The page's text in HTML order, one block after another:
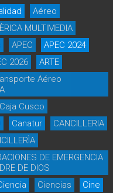
Aéreo
MULTIMEDIA
APEC
APEC 2024
2026
ARTE
Aéreo
Caja Cusco
Canatur
CANCILLERIA
DE EMERGENCIA
DE DIOS
Ciencias
Cine